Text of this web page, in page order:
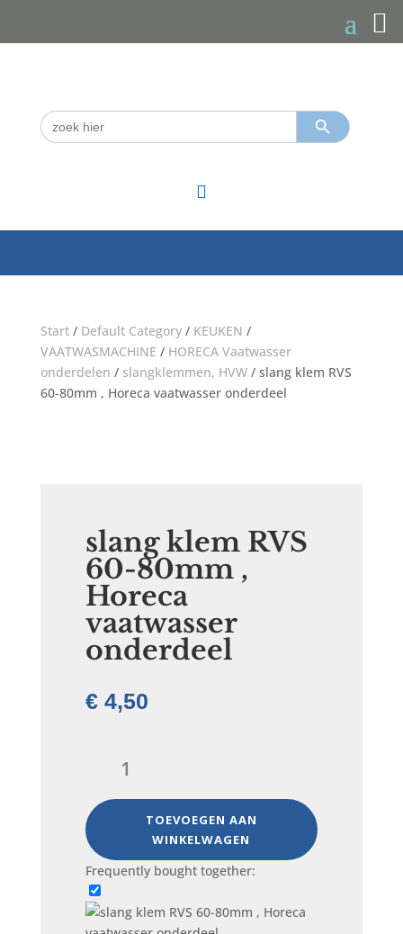
Zoek
naar:
Zoekknop

Start/ Default Category/ KEUKEN /
VAATWASMACHINE / HORECA Vaatwasser
onderdelen / slangklemmen, HVW/ slang klem RVS
60-80mm , Horeca vaatwasser onderdeel
slang klem RVS
60-80mm ,
Horeca
vaatwasser
onderdeel
€4,50
60-
80mm
Horeca
vaatwasser
onderdeel
TOEVOEGEN AAN
WINKELWAGEN
Frequently bought together: